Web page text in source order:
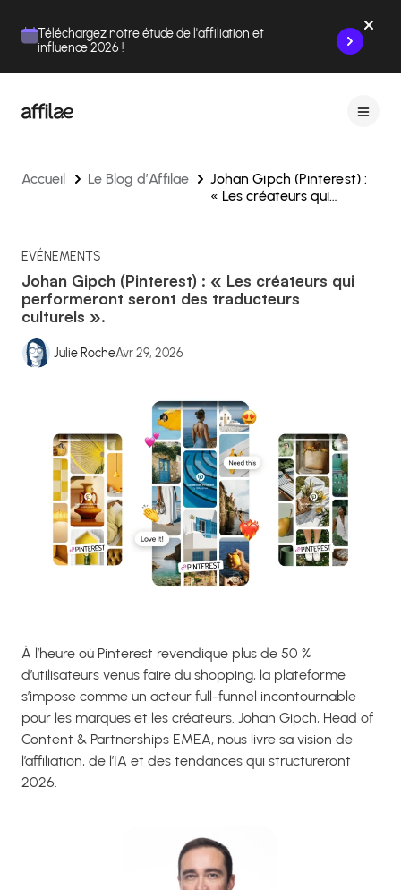
Téléchargez notre étude de l'affiliation et
influence 2026 !
Accueil Le Blog d’Affilae
Johan Gipch (Pinterest) :
« Les créateurs qui
EVÉNEMENTS
Johan Gipch (Pinterest) : « Les créateurs qui
performeront seront des traducteurs
culturels ».
Julie RocheAvr 29, 2026
À l’heure où Pinterest revendique plus de 50 %
d’utilisateurs venus faire du shopping, la plateforme
s’impose comme un acteur full-funnel incontournable
pour les marques et les créateurs. Johan Gipch, Head of
Content & Partnerships EMEA, nous livre sa vision de
l’affiliation, de l’IA et des tendances qui structureront
2026.